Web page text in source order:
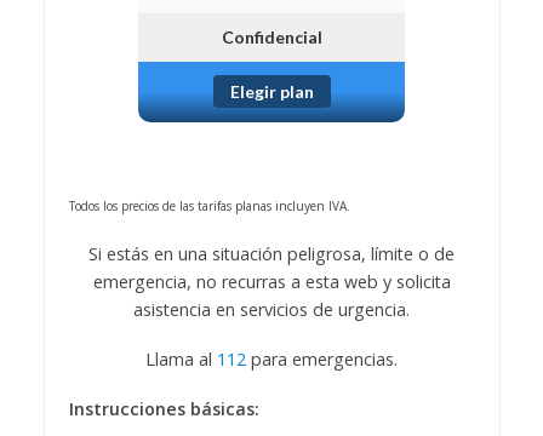
Confidencial
Elegir plan
Todos los precios de las tarifas planas incluyen IVA.
Si estás en una situación peligrosa, límite o de
emergencia, no recurras a esta web y solicita
asistencia en servicios de urgencia.
Llama al 112 para emergencias.
Instrucciones básicas: